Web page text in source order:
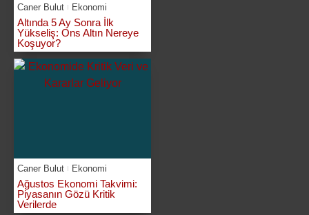
Caner Bulut Ekonomi
Altında 5 Ay Sonra İlk
Yükseliş: Ons Altın Nereye
Koşuyor?
Caner Bulut Ekonomi
Ağustos Ekonomi Takvimi:
Piyasanın Gözü Kritik
Verilerde